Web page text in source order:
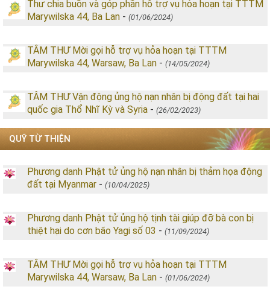
Thư chia buồn và góp phần hỗ trợ vụ hỏa hoạn tại TTTM
Marywilska 44, Ba Lan - (01/06/2024)
TÂM THƯ Mời gọi hỗ trợ vụ hỏa hoạn tại TTTM
Marywilska 44, Warsaw, Ba Lan - (14/05/2024)
TÂM THƯ Vận động ủng hộ nạn nhân bị động đất tại hai
quốc gia Thổ Nhĩ Kỳ và Syria - (26/02/2023)
QUỸ TỪ THIỆN
Phương danh Phật tử ủng hộ nạn nhân bị thảm họa động
đất tại Myanmar - (10/04/2025)
Phương danh Phật tử ủng hộ tịnh tài giúp đỡ bà con bị
thiệt hại do cơn bão Yagi số 03 - (11/09/2024)
TÂM THƯ Mời gọi hỗ trợ vụ hỏa hoạn tại TTTM
Marywilska 44, Warsaw, Ba Lan - (01/06/2024)